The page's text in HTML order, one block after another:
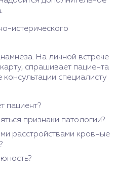
истерического
На личной встрече
спрашивает пациента
специалисту
пациент?
признаки патологии?
расстройствами кровные